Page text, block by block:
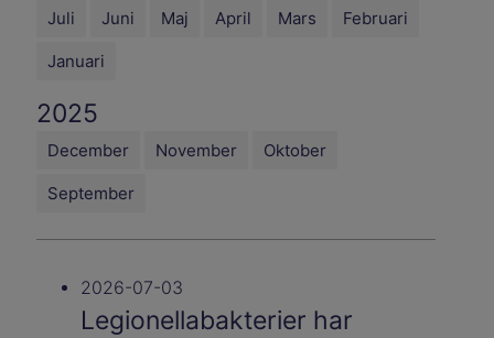
Juli Juni Maj April Mars Februari
Januari
2025
December November Oktober
September
2026-07-03
Legionellabakterier har